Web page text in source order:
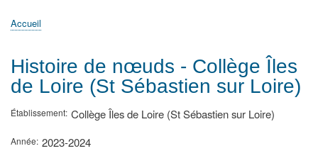
Accueil
ActualitésMATh.en.JEANS ?
Régions et Ateliers
Créer, gérer un atelier
Sujets/Publications
Congrès
d'Ariane
Accueil
Histoire de nœuds - Collège Îles
de Loire (St Sébastien sur Loire)
Établissement Collège Îles de Loire (St Sébastien sur Loire)
Année 2023-2024